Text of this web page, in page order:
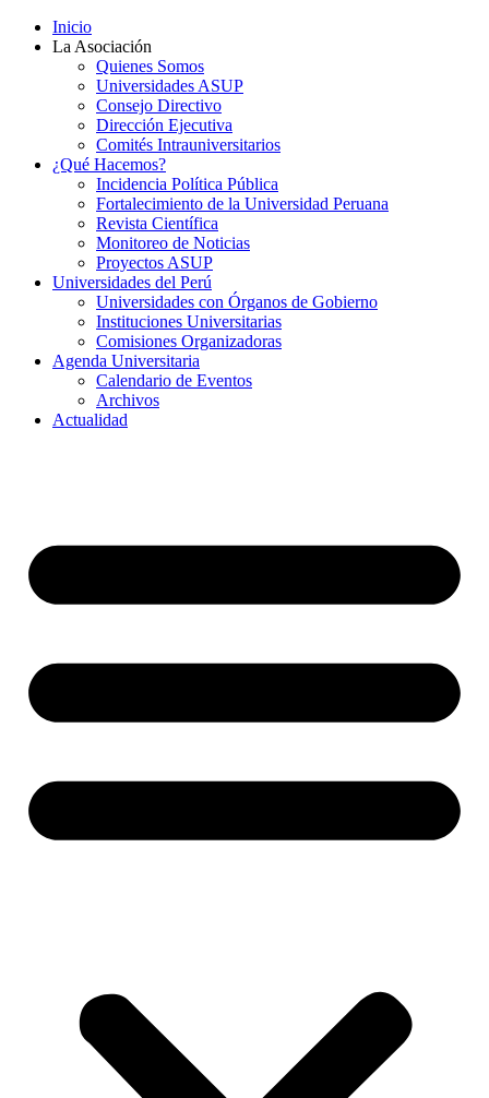
Inicio
La Asociación
Quienes Somos
Universidades ASUP
Consejo Directivo
Dirección Ejecutiva
Comités Intrauniversitarios
¿Qué Hacemos?
Incidencia Política Pública
Fortalecimiento de la Universidad Peruana
Revista Científica
Monitoreo de Noticias
Proyectos ASUP
Universidades del Perú
Universidades con Órganos de Gobierno
Instituciones Universitarias
Comisiones Organizadoras
Agenda Universitaria
Calendario de Eventos
Archivos
Actualidad